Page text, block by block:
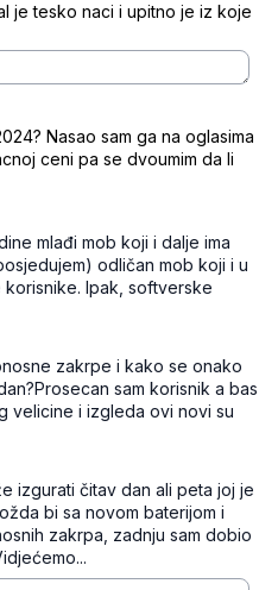
je tesko naci i upitno je iz koje
Nasao sam ga na oglasima
ceni pa se dvoumim da li
mlađi mob koji i dalje ima
odličan mob koji i u
Ipak, softverske
zakrpe i kako se onako
sam korisnik a bas
velicine i izgleda ovi novi su
izgurati čitav dan ali peta joj je
bi sa novom baterijom i
zakrpa, zadnju sam dobio